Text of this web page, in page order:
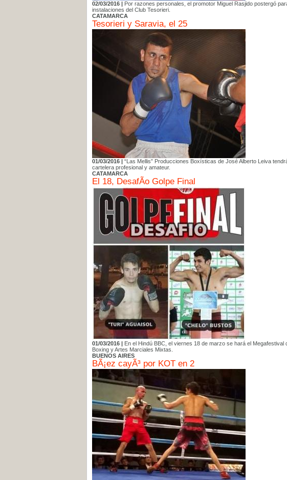
02/03/2016 | Por razones personales, el promotor Miguel Rasjido postergó
instalaciones del Club Tesorieri.
CATAMARCA
Tesorieri y Saravia, el 25
01/03/2016 | “Las Mellis” Producciones Boxísticas de José Alberto Leiva
cartelera profesional y amateur.
CATAMARCA
El 18, DesafÃ­o Golpe Final
01/03/2016 | En el Hindú BBC, el viernes 18 de marzo se hará el
Boxing y Artes Marciales Mixtas.
BUENOS AIRES
BÃ¡ez cayÃ³ por KOT en 2